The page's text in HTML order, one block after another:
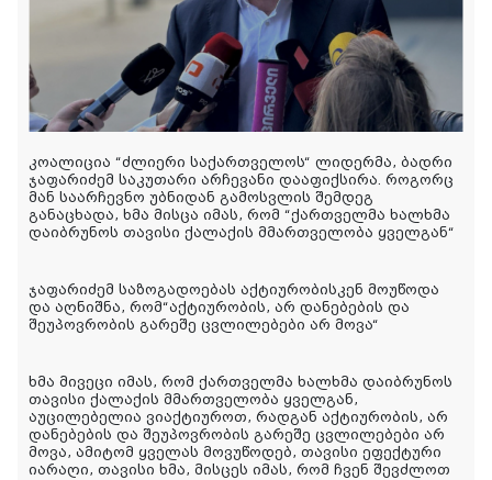
კოალიცია “ძლიერი საქართველოს“ ლიდერმა, ბადრი
ჯაფარიძემ საკუთარი არჩევანი დააფიქსირა. როგორც
მან საარჩევნო უბნიდან გამოსვლის შემდეგ
განაცხადა, ხმა მისცა იმას, რომ “ქართველმა ხალხმა
დაიბრუნოს თავისი ქალაქის მმართველობა ყველგან“
ჯაფარიძემ საზოგადოებას აქტიურობისკენ მოუწოდა
და აღნიშნა, რომ“აქტიურობის, არ დანებების და
შეუპოვრობის გარეშე ცვლილებები არ მოვა“
ხმა მივეცი იმას, რომ ქართველმა ხალხმა დაიბრუნოს
თავისი ქალაქის მმართველობა ყველგან,
აუცილებელია ვიაქტიუროთ, რადგან აქტიურობის, არ
დანებების და შეუპოვრობის გარეშე ცვლილებები არ
მოვა, ამიტომ ყველას მოვუწოდებ, თავისი ეფექტური
იარაღი, თავისი ხმა, მისცეს იმას, რომ ჩვენ შევძლოთ